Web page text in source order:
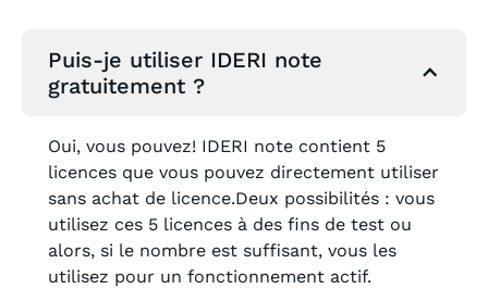
Puis-je utiliser IDERI note
gratuitement ?
Oui, vous pouvez! IDERI note contient 5
licences que vous pouvez directement utiliser
sans achat de licence.Deux possibilités : vous
utilisez ces 5 licences à des fins de test ou
alors, si le nombre est suffisant, vous les
utilisez pour un fonctionnement actif.